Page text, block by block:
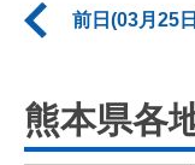
前日(03月25
熊本県各